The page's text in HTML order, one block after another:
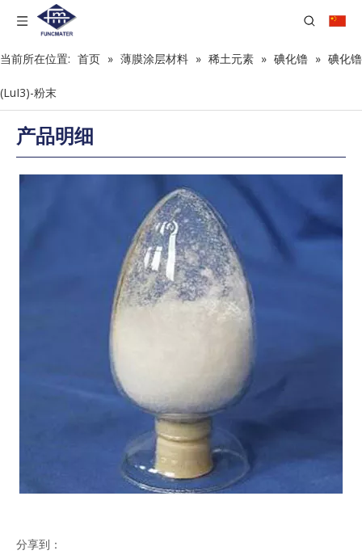
当前所在位置: 首页 » 薄膜涂层材料 » 稀土元素 » 碘化镥 » 碘化镥
(LuI3)-粉末
产品明细
分享到：